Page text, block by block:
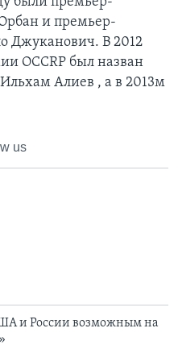
и премьер-
Джуканович. В 2012
OCCRP был назван
Алиев , а в 2013м
us
и России возможным на